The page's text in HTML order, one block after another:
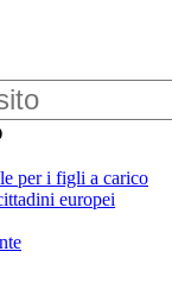
per i figli a carico
europei